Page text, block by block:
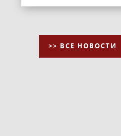
>> ВСЕ НОВОСТИ